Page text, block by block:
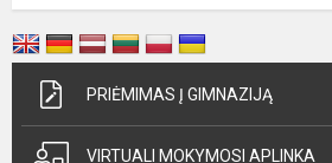
PRIĖMIMAS Į GIMNAZIJĄ
VIRTUALI MOKYMOSI APLINKA